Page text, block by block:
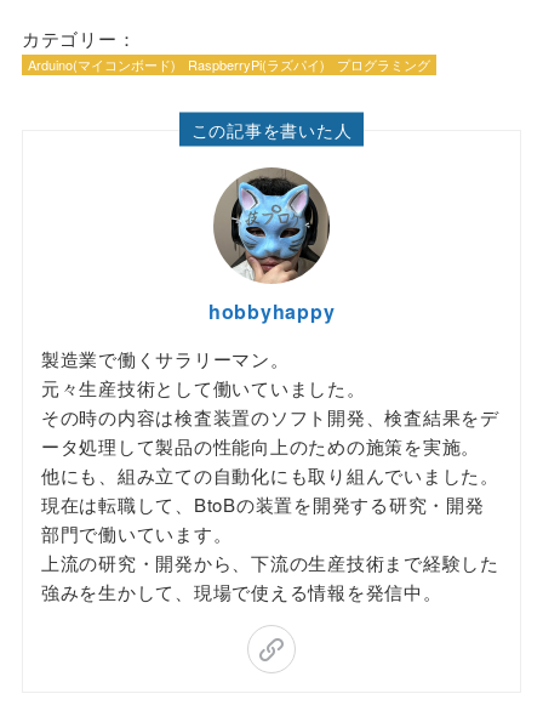
カテゴリー：
Arduino(マイコンボード) RaspberryPi(ラズパイ) プログラミング
この記事を書いた人
hobbyhappy
製造業で働くサラリーマン。
元々生産技術として働いていました。
その時の内容は検査装置のソフト開発、検査結果をデ
ータ処理して製品の性能向上のための施策を実施。
他にも、組み立ての自動化にも取り組んでいました。
現在は転職して、BtoBの装置を開発する研究・開発
部門で働いています。
上流の研究・開発から、下流の生産技術まで経験した
強みを生かして、現場で使える情報を発信中。